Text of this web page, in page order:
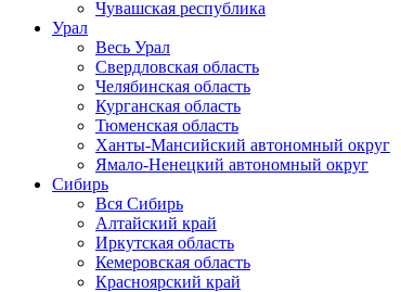
Чувашская республика
Урал
Весь Урал
Свердловская область
Челябинская область
Курганская область
Тюменская область
Ханты-Мансийский автономный округ
Ямало-Ненецкий автономный округ
Сибирь
Вся Сибирь
Алтайский край
Иркутская область
Кемеровская область
Красноярский край